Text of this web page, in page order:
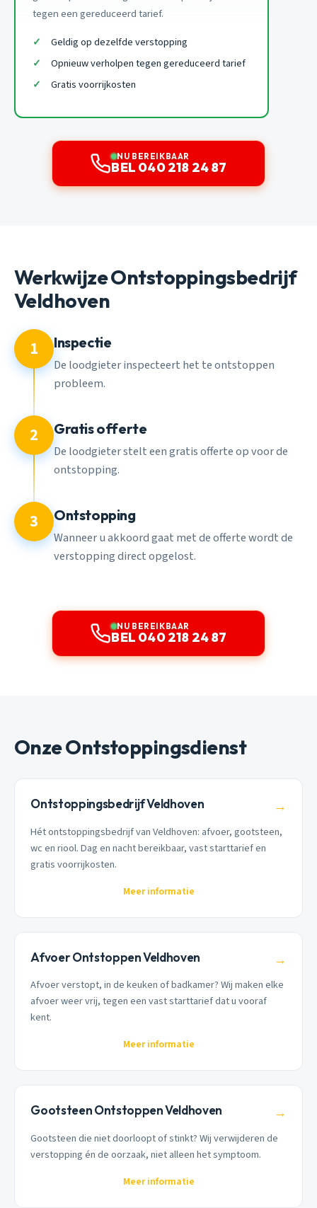
tegen een gereduceerd tarief.
Geldig op dezelfde verstopping
Opnieuw verholpen tegen gereduceerd tarief
Gratis voorrijkosten
NU BEREIKBAAR
BEL 040 218 24 87
Werkwijze Ontstoppingsbedrijf
Veldhoven
1 Inspectie
De loodgieter inspecteert het te ontstoppen
probleem.
2 Gratis offerte
De loodgieter stelt een gratis offerte op voor de
ontstopping.
3 Ontstopping
Wanneer u akkoord gaat met de offerte wordt de
verstopping direct opgelost.
NU BEREIKBAAR
BEL 040 218 24 87
Onze Ontstoppingsdienst
Ontstoppingsbedrijf Veldhoven →
Hét ontstoppingsbedrijf van Veldhoven: afvoer, gootsteen,
wc en riool. Dag en nacht bereikbaar, vast starttarief en
gratis voorrijkosten.
Meer informatie
Afvoer Ontstoppen Veldhoven →
Afvoer verstopt, in de keuken of badkamer? Wij maken elke
afvoer weer vrij, tegen een vast starttarief dat u vooraf
kent.
Meer informatie
Gootsteen Ontstoppen Veldhoven →
Gootsteen die niet doorloopt of stinkt? Wij verwijderen de
verstopping én de oorzaak, niet alleen het symptoom.
Meer informatie